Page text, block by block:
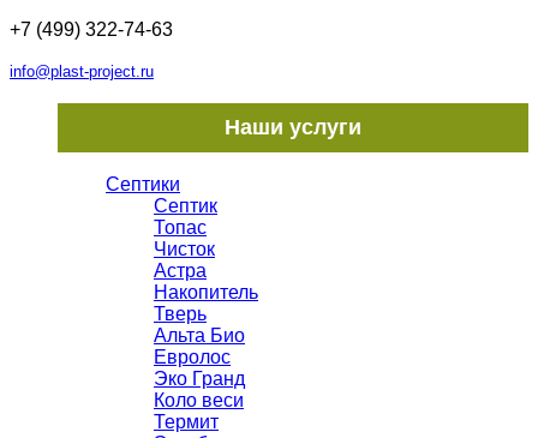
+7 (499) 322-74-63
info@plast-project.ru
Наши услуги
Септики
Септик
Топас
Чисток
Астра
Накопитель
Тверь
Альта Био
Евролос
Эко Гранд
Коло веси
Термит